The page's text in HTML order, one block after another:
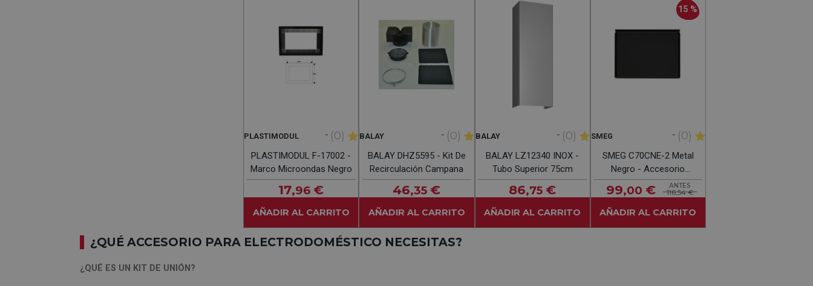
PLASTIMODUL - (0)
PLASTIMODUL F-17002 -
Marco Microondas Negro
17,96 €
AÑADIR AL CARRITO
BALAY - (0)
BALAY DHZ5595 - Kit De
Recirculación Campana
46,35 €
AÑADIR AL CARRITO
BALAY - (0)
BALAY LZ12340 INOX -
Tubo Superior 75cm
86,75 €
AÑADIR AL CARRITO
15 %
SMEG - (0)
SMEG C70CNE-2 Metal
Negro - Accesorio
Cubierta Cocina 70CM
99,00 € ANTES
116,54 €
AÑADIR AL CARRITO
¿QUÉ ACCESORIO PARA ELECTRODOMÉSTICO NECESITAS?
¿QUÉ ES UN KIT DE UNIÓN?